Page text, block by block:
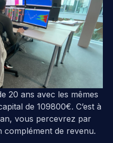
20 ans avec les mêmes
de 109800€. C’est à
an, vous percevrez par
complément de revenu.